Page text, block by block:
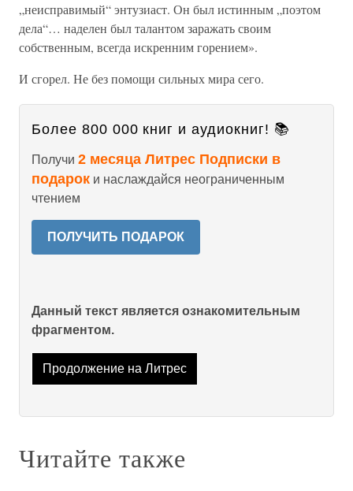
„неисправимый“ энтузиаст. Он был истинным „поэтом
дела“… наделен был талантом заражать своим
собственным, всегда искренним горением».
И сгорел. Не без помощи сильных мира сего.
Более 800 000 книг и аудиокниг! 📚
Получи 2 месяца Литрес Подписки в
подарок и наслаждайся неограниченным
чтением
ПОЛУЧИТЬ ПОДАРОК
Данный текст является ознакомительным
фрагментом.
Продолжение на Литрес
Читайте также